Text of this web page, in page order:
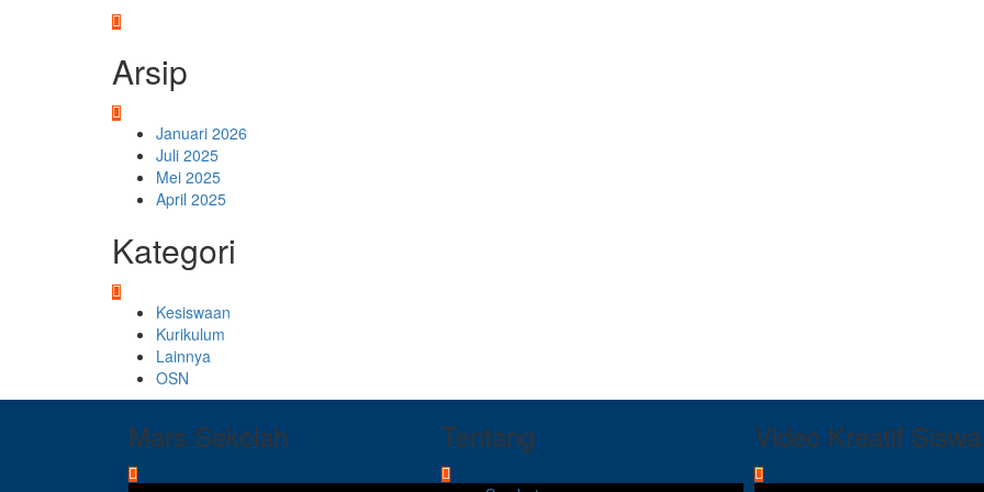
Arsip
Januari 2026
Juli 2025
Mei 2025
April 2025
Kategori
Kesiswaan
Kurikulum
Lainnya
OSN
Mars Sekolah Tentang Video Kreatif Siswa